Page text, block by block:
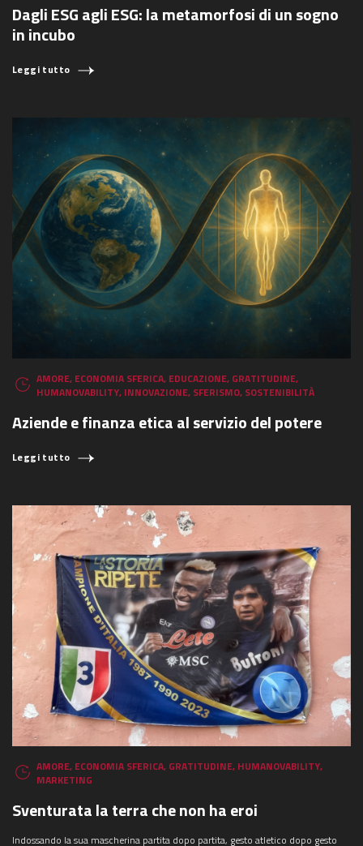
Dagli ESG agli ESG: la metamorfosi di un sogno
in incubo
Leggi tutto
AMORE, ECONOMIA SFERICA, EDUCAZIONE, GRATITUDINE,
HUMANOVABILITY, INNOVAZIONE, SFERISMO, SOSTENIBILITÀ
Aziende e finanza etica al servizio del potere
Leggi tutto
AMORE, ECONOMIA SFERICA, GRATITUDINE, HUMANOVABILITY,
MARKETING
Sventurata la terra che non ha eroi
Indossando la sua mascherina partita dopo partita, gesto atletico dopo gesto